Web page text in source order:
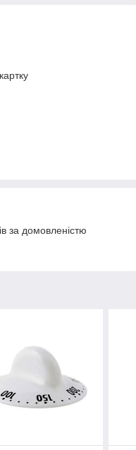
за домовленістю